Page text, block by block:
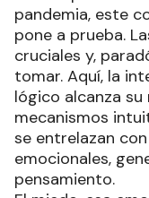
pandemia, este
pone a prueba.
cruciales y,
tomar. Aquí, la
lógico alcanza su
mecanismos
se entrelazan
emocionales,
pensamiento.